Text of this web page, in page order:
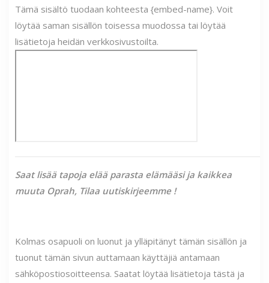
Tämä sisältö tuodaan kohteesta {embed-name}. Voit
löytää saman sisällön toisessa muodossa tai löytää
lisätietoja heidän verkkosivustoilta.
Saat lisää tapoja elää parasta elämääsi ja kaikkea
muuta Oprah, Tilaa uutiskirjeemme !
Kolmas osapuoli on luonut ja ylläpitänyt tämän sisällön ja
tuonut tämän sivun auttamaan käyttäjiä antamaan
sähköpostiosoitteensa. Saatat löytää lisätietoja tästä ja